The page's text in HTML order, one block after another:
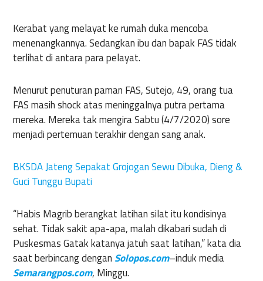
Kerabat yang melayat ke rumah duka mencoba
menenangkannya. Sedangkan ibu dan bapak FAS tidak
terlihat di antara para pelayat.
Menurut penuturan paman FAS, Sutejo, 49, orang tua
FAS masih shock atas meninggalnya putra pertama
mereka. Mereka tak mengira Sabtu (4/7/2020) sore
menjadi pertemuan terakhir dengan sang anak.
BKSDA Jateng Sepakat Grojogan Sewu Dibuka, Dieng &
Guci Tunggu Bupati
“Habis Magrib berangkat latihan silat itu kondisinya
sehat. Tidak sakit apa-apa, malah dikabari sudah di
Puskesmas Gatak katanya jatuh saat latihan,” kata dia
saat berbincang dengan Solopos.com–induk media
Semarangpos.com, Minggu.